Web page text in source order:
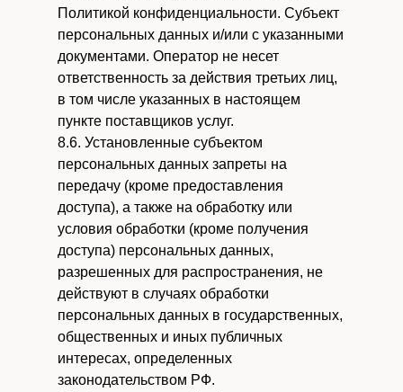
Политикой конфиденциальности. Субъект
персональных данных и/или с указанными
документами. Оператор не несет
ответственность за действия третьих лиц,
в том числе указанных в настоящем
пункте поставщиков услуг.
8.6. Установленные субъектом
персональных данных запреты на
передачу (кроме предоставления
доступа), а также на обработку или
условия обработки (кроме получения
доступа) персональных данных,
разрешенных для распространения, не
действуют в случаях обработки
персональных данных в государственных,
общественных и иных публичных
интересах, определенных
законодательством РФ.